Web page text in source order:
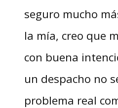
seguro mucho
la mía, creo que
con buena
un despacho no
problema real